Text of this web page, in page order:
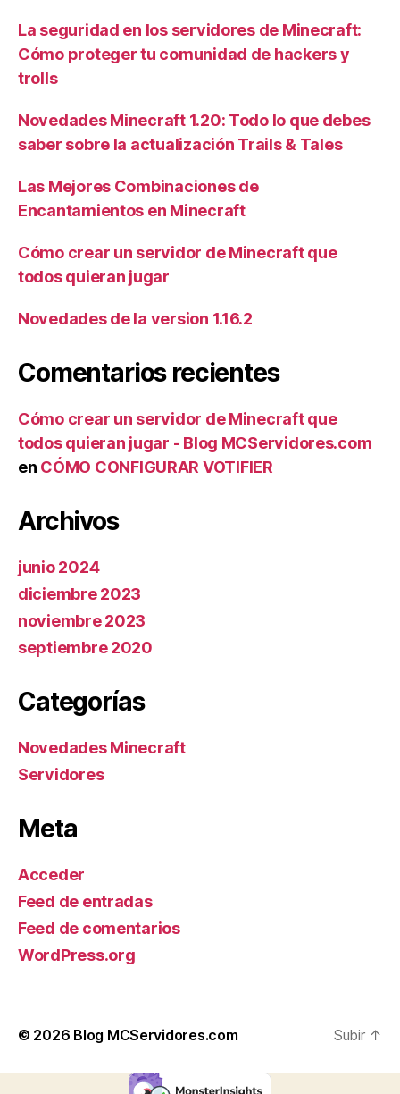
La seguridad en los servidores de Minecraft:
Cómo proteger tu comunidad de hackers y
trolls
Novedades Minecraft 1.20: Todo lo que debes
saber sobre la actualización Trails & Tales
Las Mejores Combinaciones de
Encantamientos en Minecraft
Cómo crear un servidor de Minecraft que
todos quieran jugar
Novedades de la version 1.16.2
Comentarios recientes
Cómo crear un servidor de Minecraft que
todos quieran jugar - Blog MCServidores.com
en CÓMO CONFIGURAR VOTIFIER
Archivos
junio 2024
diciembre 2023
noviembre 2023
septiembre 2020
Categorías
Novedades Minecraft
Servidores
Meta
Acceder
Feed de entradas
Feed de comentarios
WordPress.org
© 2026 Blog MCServidores.com Subir ↑